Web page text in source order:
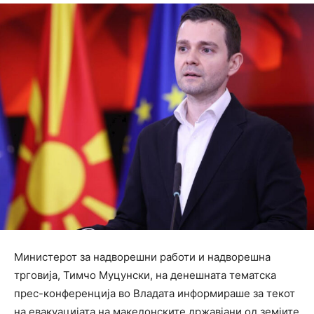
Министерот за надворешни работи и надворешна
трговија, Тимчо Муцунски, на денешната тематска
прес-конференција во Владата информираше за текот